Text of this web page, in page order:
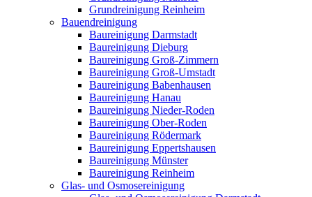
Grundreinigung Reinheim
Bauendreinigung
Baureinigung Darmstadt
Baureinigung Dieburg
Baureinigung Groß-Zimmern
Baureinigung Groß-Umstadt
Baureinigung Babenhausen
Baureinigung Hanau
Baureinigung Nieder-Roden
Baureinigung Ober-Roden
Baureinigung Rödermark
Baureinigung Eppertshausen
Baureinigung Münster
Baureinigung Reinheim
Glas- und Osmosereinigung